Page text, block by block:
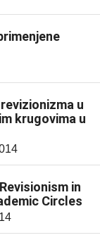
u
krugovima u
in
Circles